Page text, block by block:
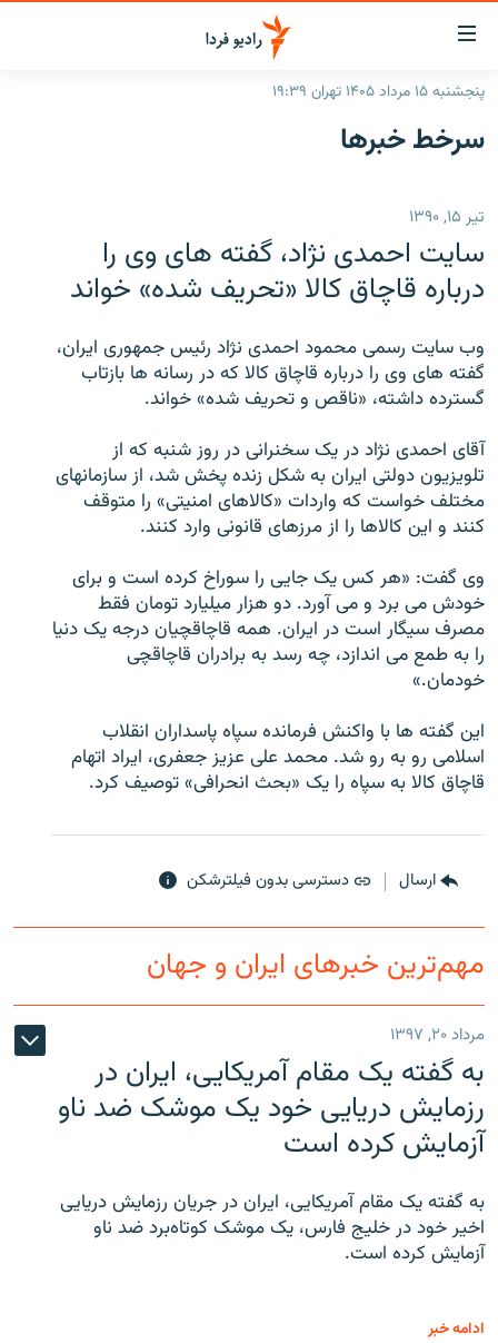
لینک‌های
قابلیت
دسترسی
بازگشت
اصلی
رفتن
صفحه
ایران
رادیو
انتخاب کنید و بشنوید
فرکانس‌ها
پادکست
گزارش‌های تصویری
گزارش‌های ویدئویی
زنان فردا
English
به ما بپیوندید
زبان‌های دیگر
پنجشنبه ۱۵ مرداد ۱۴۰۵ تهران ۱۹:۳۹
سرخط‌ خبرها
تیر ۱۵, ۱۳۹۰
سايت احمدی نژاد، گفته های وی را
درباره قاچاق کالا «تحريف شده» خواند
وب سايت رسمی محمود احمدی نژاد رئيس جمهوری ايران،
گفته های وی را درباره قاچاق کالا که در رسانه ها بازتاب
گسترده داشته، «ناقص و تحريف شده» خواند.
آقای احمدی نژاد در يک سخنرانی در روز شنبه که از
تلويزيون دولتی ايران به شکل زنده پخش شد، از سازمانهای
مختلف خواست که واردات «کالاهای امنيتی» را متوقف
کنند و اين کالاها را از مرزهای قانونی وارد کنند.
وی گفت: «هر کس يک جايی را سوراخ کرده است و برای
خودش می برد و می آورد. دو هزار ميليارد تومان فقط
مصرف سيگار است در ايران. همه قاچاقچيان درجه يک دنيا
را به طمع می اندازد، چه رسد به برادران قاچاقچی
خودمان.»
اين گفته ها با واکنش فرمانده سپاه پاسداران انقلاب
اسلامی رو به رو شد. محمد علی عزيز جعفری، ايراد اتهام
قاچاق کالا به سپاه را يک «بحث انحرافی» توصيف کرد.
ارسال دسترسی بدون فیلترشکن
مهم‌ترین خبرهای ایران و جهان
مرداد ۲۰, ۱۳۹۷
به گفته یک مقام آمریکایی، ایران در
رزمایش دریایی خود یک موشک ضد ناو
آزمایش کرده است
به گفته یک مقام آمریکایی، ایران در جریان رزمایش دریایی
اخیر خود در خلیج فارس، یک موشک کوتاه‌برد ضد ناو
آزمایش کرده است.
ادامه خبر